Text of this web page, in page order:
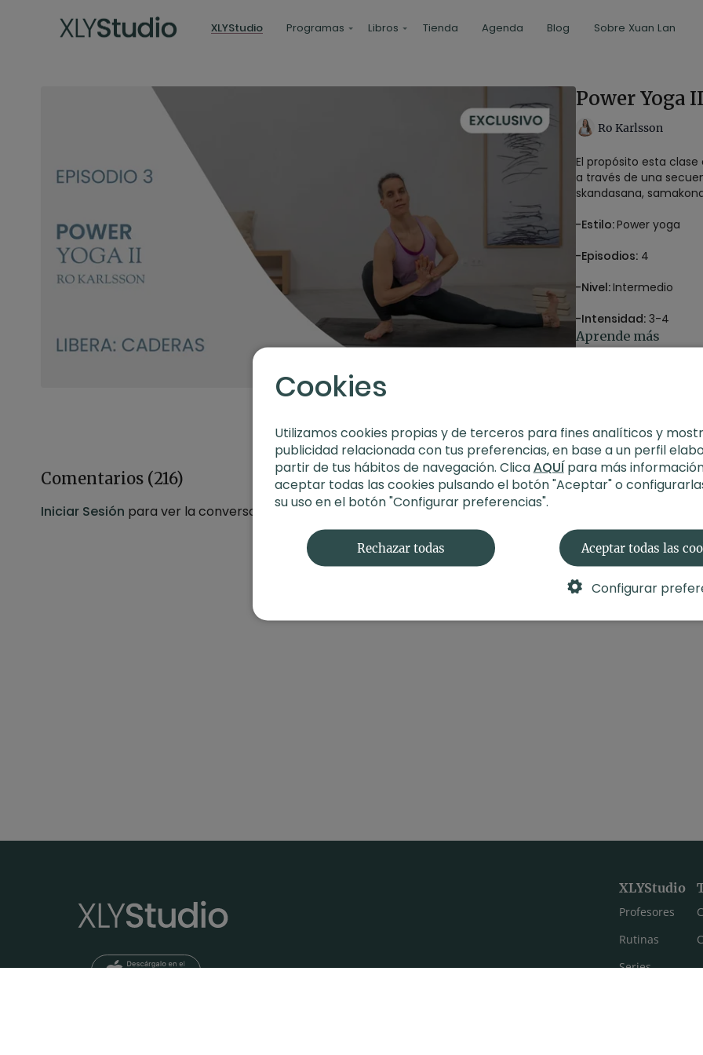
XLYStudio Programas Libros Tienda Agenda Blog Sobre Xuan Lan
Power Yoga
Ro Karlsson
El propósito esta
a través de una
skandasana,
-Estilo:Power yoga
-Episodios: 4
-Nivel:Intermedio
-Intensidad: 3-4
-Duración de los
También te puede
Aprende más
Comentarios (216)
Iniciar Sesión para ver la conversación
XLYStudio
Profesores
Rutinas
Series
Cookies
Utilizamos cookies propias y de terceros para fines analíticos y
publicidad relacionada con tus preferencias, en base a un perfil
partir de tus hábitos de navegación. ClicaAQUÍpara más
aceptar todas las cookies pulsando el botón "Aceptar" o
su uso en el botón "Configurar preferencias".
Rechazar todas Aceptar todas las
Configurar